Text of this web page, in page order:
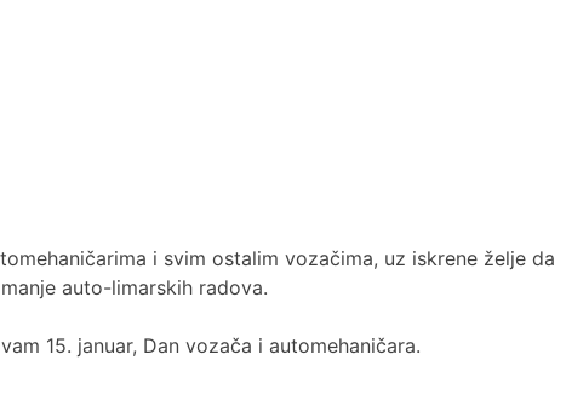
i svim ostalim vozačima, uz iskrene želje da
auto-limarskih radova.
15. januar, Dan vozača i automehaničara.